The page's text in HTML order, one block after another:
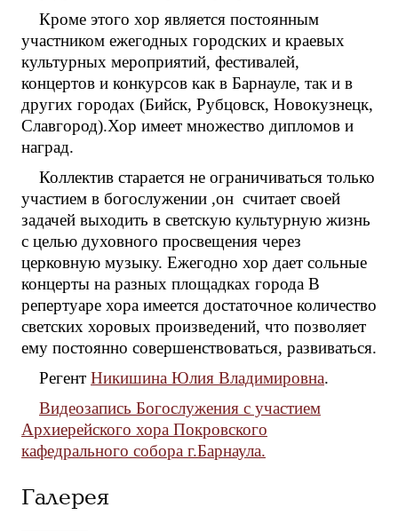
Кроме этого хор является постоянным
участником ежегодных городских и краевых
культурных мероприятий, фестивалей,
концертов и конкурсов как в Барнауле, так и в
других городах (Бийск, Рубцовск, Новокузнецк,
Славгород).Хор имеет множество дипломов и
наград.
Коллектив старается не ограничиваться только
участием в богослужении ,он считает своей
задачей выходить в светскую культурную жизнь
с целью духовного просвещения через
церковную музыку. Ежегодно хор дает сольные
концерты на разных площадках города В
репертуаре хора имеется достаточное количество
светских хоровых произведений, что позволяет
ему постоянно совершенствоваться, развиваться.
Регент Никишина Юлия Владимировна.
Видеозапись Богослужения с участием
Архиерейского хора Покровского
кафедрального собора г.Барнаула.
Галерея